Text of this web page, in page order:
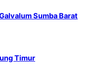
Sumba Barat
Timur